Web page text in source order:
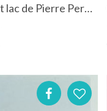
Vosges château classé 4* pour 15 pers à prox forêt et lac de Pierre Percée